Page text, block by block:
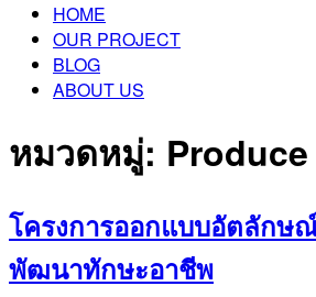
HOME
OUR PROJECT
BLOG
ABOUT US
หมวดหมู่:
โครงการออกแบบอัตลักษ
พัฒนาทักษะอาชีพ